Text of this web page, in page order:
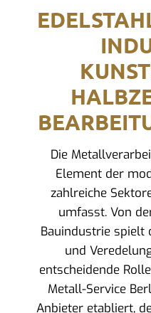
Die
Element der
zahlreiche
umfasst. Von
Bauindustrie spielt
und
entscheidende
Metall-Service
Anbieter etabliert,